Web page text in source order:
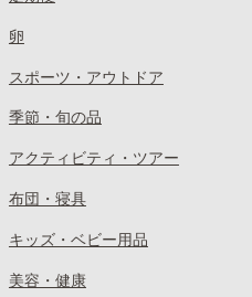
卵
スポーツ・アウトドア
季節・旬の品
アクティビティ・ツアー
布団・寝具
キッズ・ベビー用品
美容・健康